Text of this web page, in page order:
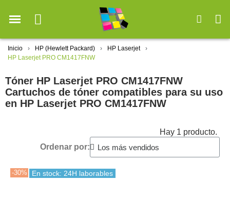
Inicio HP (Hewlett Packard)
HP Laserjet
HP Laserjet PRO CM1417FNW
Tóner HP Laserjet PRO CM1417FNW
Cartuchos de tóner compatibles para su uso
en HP Laserjet PRO CM1417FNW
Hay 1 producto.
Ordenar por:
-30% En stock: 24H laborables